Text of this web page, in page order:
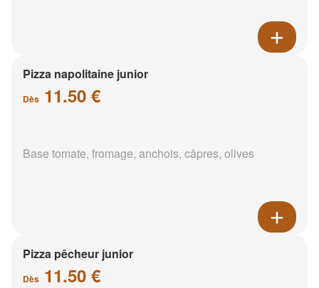
Pizza napolitaine junior
Dès 11.50 €
Base tomate, fromage, anchois, câpres, olives
Pizza pêcheur junior
Dès 11.50 €